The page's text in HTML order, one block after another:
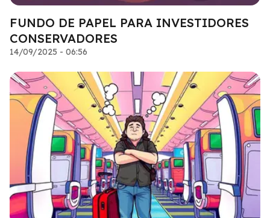
FUNDO DE PAPEL PARA INVESTIDORES
CONSERVADORES
14/09/2025 - 06:56